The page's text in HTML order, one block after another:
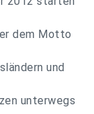
dem Motto
und
unterwegs